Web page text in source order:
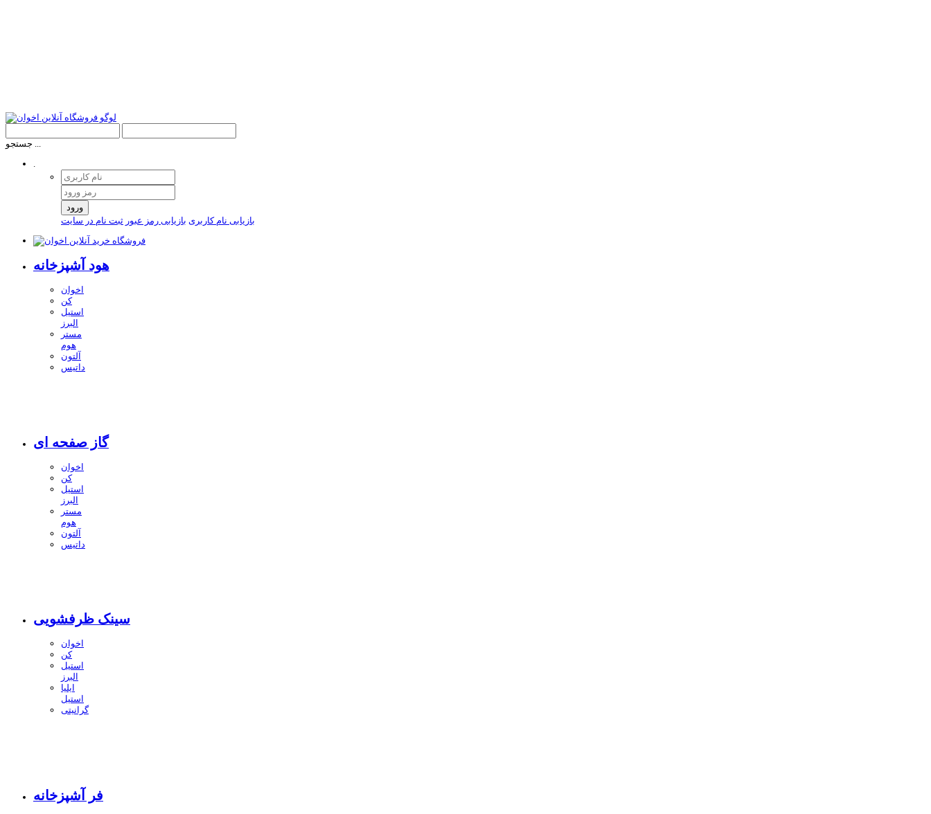
جستجو ...
.
ورود
بازیابی نام کاربری بازیابی رمز عبور ثبت نام در سایت
هود آشپزخانه
اخوان
کن
استیل
البرز
مستر
هوم
آلتون
داتیس
گاز صفحه ای
اخوان
کن
استیل
البرز
مستر
هوم
آلتون
داتیس
سینک ظرفشویی
اخوان
کن
استیل
البرز
ایلیا
استیل
گرانیتی
فر آشپزخانه